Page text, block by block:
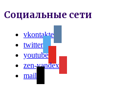
Социальные сети
vkontakte
twitter
youtube
zen-yandex
mail